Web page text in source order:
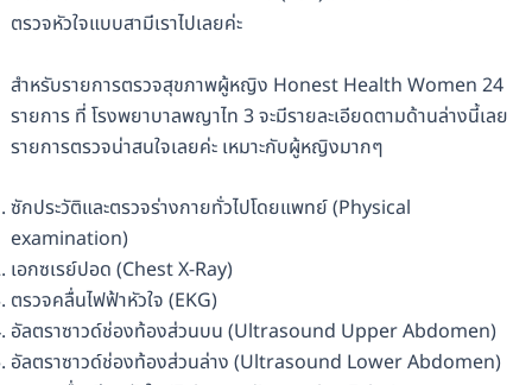
ตรวจหัวใจแบบสามีเราไปเลยค่ะ
สำหรับรายการตรวจสุขภาพผู้หญิง Honest Health Women 24
รายการ ที่ โรงพยาบาลพญาไท 3 จะมีรายละเอียดตามด้านล่างนี้เลย
รายการตรวจน่าสนใจเลยค่ะ เหมาะกับผู้หญิงมากๆ
ซักประวัติและตรวจร่างกายทั่วไปโดยแพทย์ (Physical
examination)
เอกซเรย์ปอด (Chest X-Ray)
ตรวจคลื่นไฟฟ้าหัวใจ (EKG)
อัลตราซาวด์ช่องท้องส่วนบน (Ultrasound Upper Abdomen)
อัลตราซาวด์ช่องท้องส่วนล่าง (Ultrasound Lower Abdomen)